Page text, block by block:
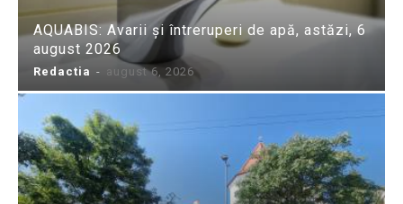
AQUABIS: Avarii și întreruperi de apă, astăzi, 6
august 2026
Redactia - august 6, 2026